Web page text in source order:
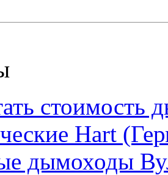
стоимость
Hart
дымоходы